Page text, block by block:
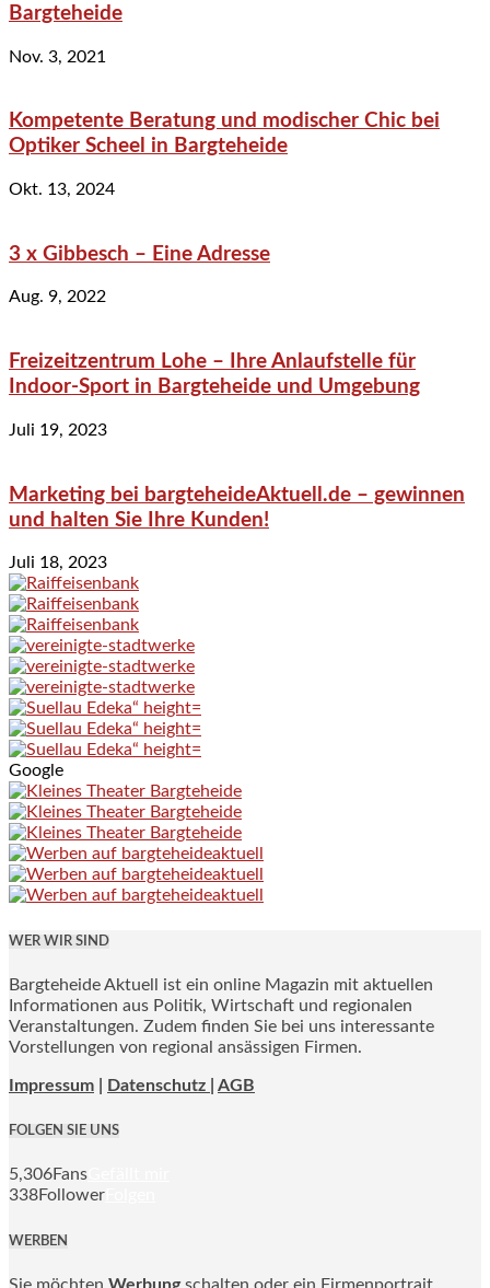
Bargteheide
Nov. 3, 2021
Kompetente Beratung und modischer Chic bei
Optiker Scheel in Bargteheide
Okt. 13, 2024
3 x Gibbesch – Eine Adresse
Aug. 9, 2022
Freizeitzentrum Lohe – Ihre Anlaufstelle für
Indoor-Sport in Bargteheide und Umgebung
Juli 19, 2023
Marketing bei bargteheideAktuell.de – gewinnen
und halten Sie Ihre Kunden!
Juli 18, 2023
Google
WER WIR SIND
Bargteheide Aktuell ist ein online Magazin mit aktuellen
Informationen aus Politik, Wirtschaft und regionalen
Veranstaltungen. Zudem finden Sie bei uns interessante
Vorstellungen von regional ansässigen Firmen.
Impressum Datenschutz | AGB
FOLGEN SIE UNS
5,306Fans
338Follower
WERBEN